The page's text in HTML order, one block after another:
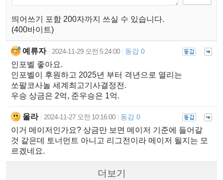
띄어쓰기 포함 200자까지 쓰실 수 있습니다.
(400바이트)
예류자 2024-11-29 오전 5:24:00 동감 0
인포벨 좋아요.
인포벨이 후원하고 2025년 부터 격년으로 열리는
쏘팔코사놀 세계최고기사결정전.
우승 상금은 2억, 준우승은 1억.
울라 2024-11-27 오전 10:16:00 동감 0
이거 메이저인가요? 상금만 보면 메이저 기준에 들어갈
것 같은데 토너먼트 아니고 리그전이라 메이저 될지는 모
르겠네요.
더보기